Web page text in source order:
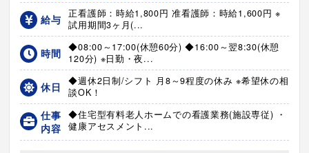
給与
正看護師：時給1,800円 准看護師：時給1,600円 ※
試用期間3ヶ月(...
時間
◆08:00～17:00(休憩60分) ◆16:00～翌8:30(休憩
120分) ※日勤・夜...
休日
◆週休2日制/シフト 月8～9程度の休み ※希望休の相
談OK！
仕事
内容
◆住宅型有料老人ホームでの看護業務(施設専従) ・
健康アセスメント...